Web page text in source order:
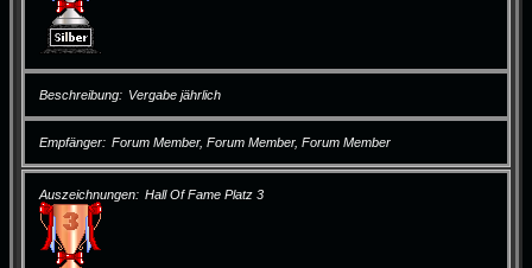
Beschreibung Vergabe jährlich
Empfänger Forum Member, Forum Member, Forum Member
Auszeichnungen Hall Of Fame Platz 3